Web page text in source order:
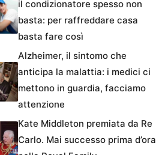
il condizionatore spesso non
basta: per raffreddare casa
basta fare così
Alzheimer, il sintomo che
anticipa la malattia: i medici ci
mettono in guardia, facciamo
attenzione
Kate Middleton premiata da Re
Carlo. Mai successo prima d’ora